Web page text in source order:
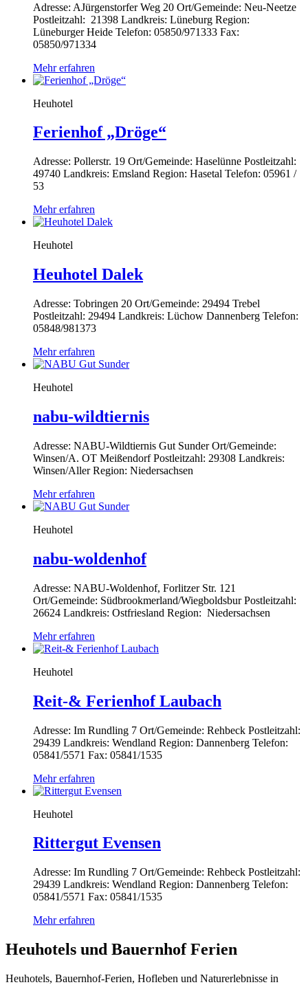
Adresse: AJürgenstorfer Weg 20 Ort/Gemeinde: Neu-Neetze
Postleitzahl: 21398 Landkreis: Lüneburg Region:
Lüneburger Heide Telefon: 05850/971333 Fax:
05850/971334
Mehr erfahren
Heuhotel
Ferienhof „Dröge“
Adresse: Pollerstr. 19 Ort/Gemeinde: Haselünne Postleitzahl:
49740 Landkreis: Emsland Region: Hasetal Telefon: 05961 /
53
Mehr erfahren
Heuhotel
Heuhotel Dalek
Adresse: Tobringen 20 Ort/Gemeinde: 29494 Trebel
Postleitzahl: 29494 Landkreis: Lüchow Dannenberg Telefon:
05848/981373
Mehr erfahren
Heuhotel
nabu-wildtiernis
Adresse: NABU-Wildtiernis Gut Sunder Ort/Gemeinde:
Winsen/A. OT Meißendorf Postleitzahl: 29308 Landkreis:
Winsen/Aller Region: Niedersachsen
Mehr erfahren
Heuhotel
nabu-woldenhof
Adresse: NABU-Woldenhof, Forlitzer Str. 121
Ort/Gemeinde: Südbrookmerland/Wiegboldsbur Postleitzahl:
26624 Landkreis: Ostfriesland Region: Niedersachsen
Mehr erfahren
Heuhotel
Reit-& Ferienhof Laubach
Adresse: Im Rundling 7 Ort/Gemeinde: Rehbeck Postleitzahl:
29439 Landkreis: Wendland Region: Dannenberg Telefon:
05841/5571 Fax: 05841/1535
Mehr erfahren
Heuhotel
Rittergut Evensen
Adresse: Im Rundling 7 Ort/Gemeinde: Rehbeck Postleitzahl:
29439 Landkreis: Wendland Region: Dannenberg Telefon:
05841/5571 Fax: 05841/1535
Mehr erfahren
Heuhotels und Bauernhof Ferien
Heuhotels, Bauernhof-Ferien, Hofleben und Naturerlebnisse in